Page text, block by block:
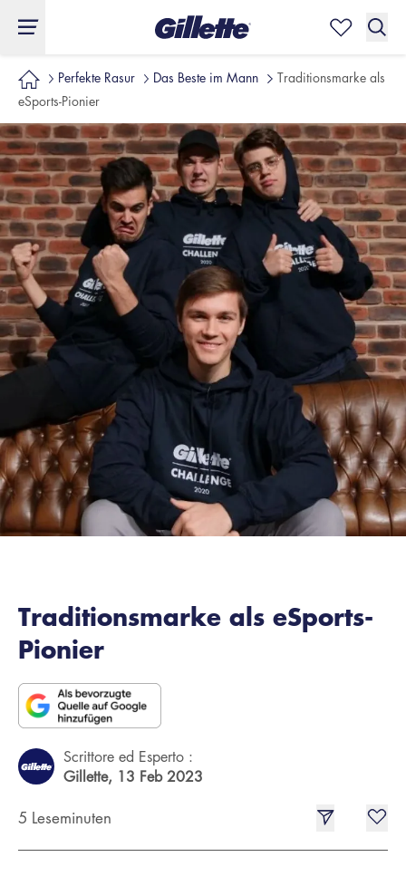
Perfekte Rasur Das Beste im Mann
Traditionsmarke als
eSports-Pionier
Traditionsmarke als eSports-
Pionier
Scrittore ed Esperto :
Gillette, 13 Feb 2023
5 Leseminuten